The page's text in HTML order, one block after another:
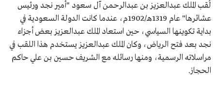
لُقب الملك عبدالعزيز بن عبدالرحمن آل سعود "أمير نجد ورئيس
عشائرها" عام 1319هـ/1902م، عندما كانت الدولة السعودية في
بداية تكوينها السياسي، حين استعاد الملك عبدالعزيز بعض أجزاء
نجد بعد فتح الرياض، وكان الملك عبدالعزيز يستخدم هذا اللقب في
مراسلاته الرسمية، ومنها رسائله مع الشريف حسين بن علي حاكم
الحجاز.